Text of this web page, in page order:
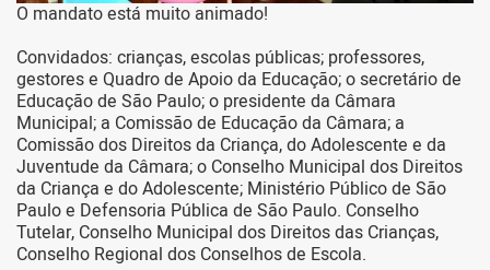
O mandato está muito animado!
Convidados: crianças, escolas públicas; professores,
gestores e Quadro de Apoio da Educação; o secretário de
Educação de São Paulo; o presidente da Câmara
Municipal; a Comissão de Educação da Câmara; a
Comissão dos Direitos da Criança, do Adolescente e da
Juventude da Câmara; o Conselho Municipal dos Direitos
da Criança e do Adolescente; Ministério Público de São
Paulo e Defensoria Pública de São Paulo. Conselho
Tutelar, Conselho Municipal dos Direitos das Crianças,
Conselho Regional dos Conselhos de Escola.